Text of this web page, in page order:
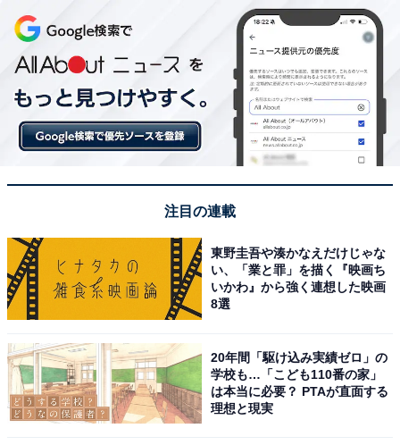
ちにAll About ニュースチームのメンバーに加入。現在は旅行・カル
チャー・エンタメなどを中心に企画編集を担当。東京都出身。居酒
...続きを読む
次ページ 11位までのランキング結果を見る
注目の連載
東野圭吾や湊かなえだけじゃな
い、「業と罪」を描く『映画ち
いかわ』から強く連想した映画
8選
20年間「駆け込み実績ゼロ」の
学校も…「こども110番の家」
は本当に必要？ PTAが直面する
理想と現実